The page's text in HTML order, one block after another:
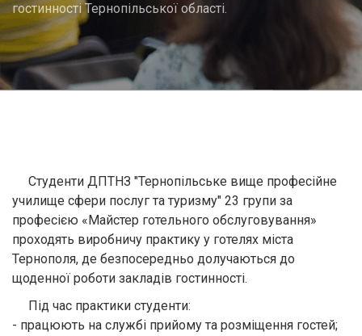
гостинності Тернопільської області.
Студенти ДПТНЗ "Тернопільське вище професійне
училище сфери послуг та туризму" 23 групи за
професією «Майстер готельного обслуговування»
проходять виробничу практику у готелях міста
Тернополя, де безпосередньо долучаються до
щоденної роботи закладів гостинності.
Під час практики студенти:
- працюють на службі прийому та розміщення гостей;